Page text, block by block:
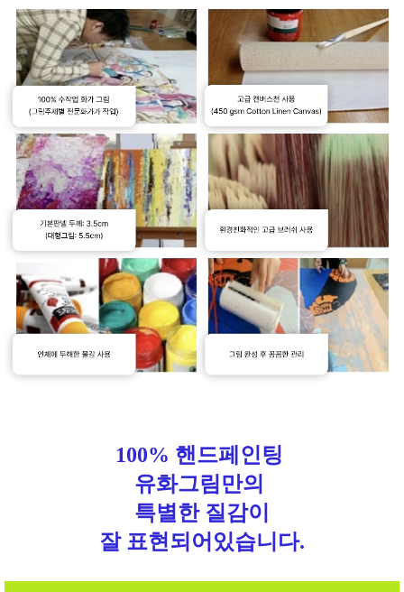
100% 핸드페인팅
유화그림만의
특별한 질감이
잘 표현되어있습니다.